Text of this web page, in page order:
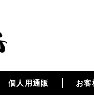
個人用通販 お客